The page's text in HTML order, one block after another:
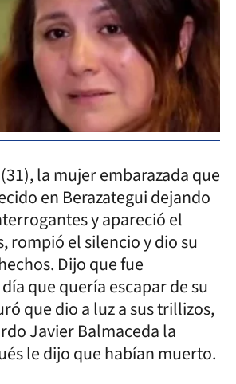
la mujer embarazada que
en Berazategui dejando
y apareció el
rompió el silencio y dio su
Dijo que fue
que quería escapar de su
que dio a luz a sus trillizos,
Javier Balmaceda la
le dijo que habían muerto.